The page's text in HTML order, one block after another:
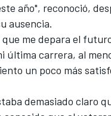
año", reconoció,
ausencia.
me depara el
última carrera, al
un poco más
demasiado claro